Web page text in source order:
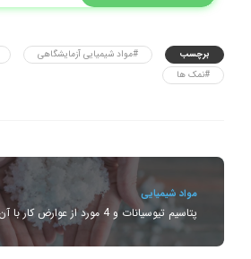
برچسب #مواد شیمیایی آزمایشگاهی
#نمک ها
مواد شیمیایی
پتاسیم تیوسیانات و 4 مورد از عوارض کار با آن